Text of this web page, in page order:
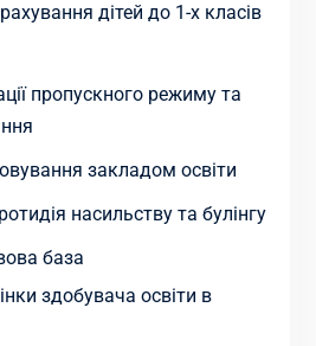
дітей до 1-х класів
пропускного режиму та
закладом освіти
насильству та булінгу
база
здобувача освіти в